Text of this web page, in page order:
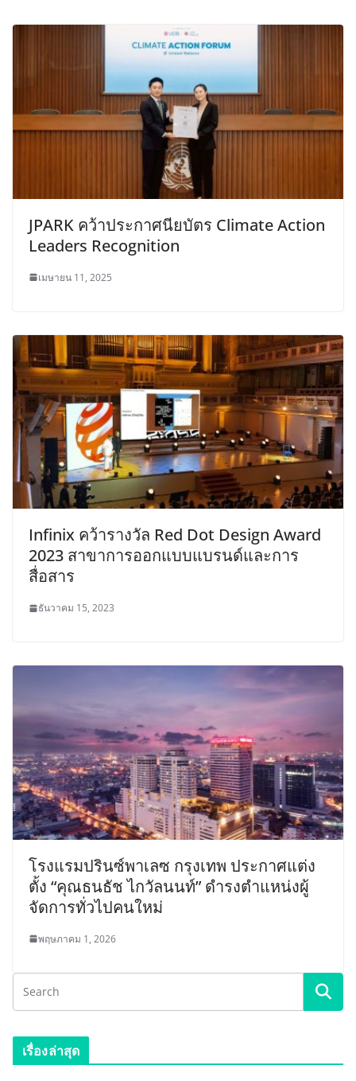
JPARK คว้าประกาศนียบัตร Climate Action
Leaders Recognition
เมษายน 11, 2025
Infinix คว้ารางวัล Red Dot Design Award
2023 สาขาการออกแบบแบรนด์และการ
สื่อสาร
ธันวาคม 15, 2023
โรงแรมปรินซ์พาเลซ กรุงเทพ ประกาศแต่ง
ตั้ง “คุณธนธัช ไกวัลนนท์” ดำรงตำแหน่งผู้
จัดการทั่วไปคนใหม่
พฤษภาคม 1, 2026
เรื่องล่าสุด